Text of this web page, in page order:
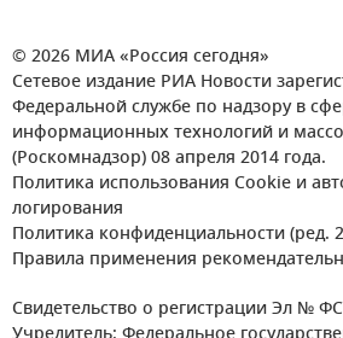
© 2026 МИА «Россия сегодня»
Сетевое издание РИА Новости
Федеральной службе по надзору в
информационных технологий и
(Роскомнадзор) 08 апреля 2014 года.
Политика использования Cookie и
логирования
Политика конфиденциальности (ред.
Правила применения
Свидетельство о регистрации Эл №